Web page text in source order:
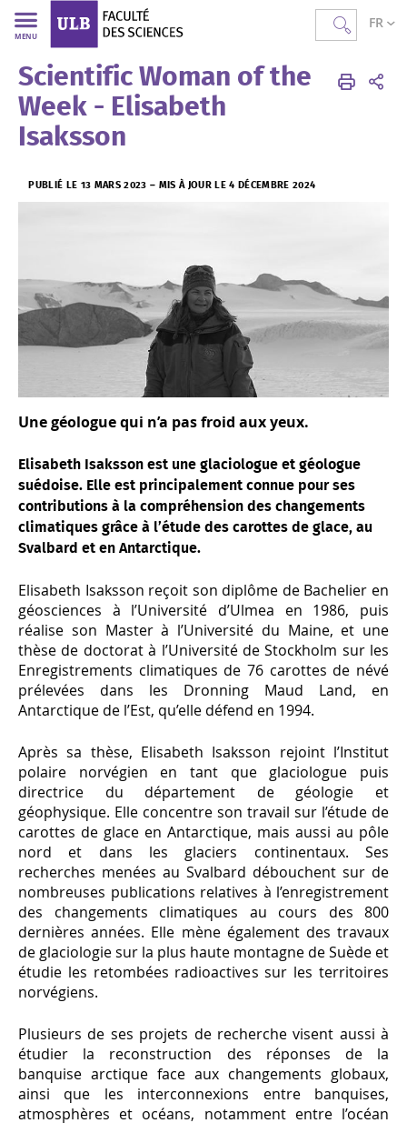
FR
MENU
Faculté des Sciences Accueil Woman of the week
Scientific Woman of the
Week - Elisabeth
Isaksson
PUBLIÉ LE 13 MARS 2023 – MIS À JOUR LE 4 DÉCEMBRE 2024
Une géologue qui n’a pas froid aux yeux.
Elisabeth Isaksson est une glaciologue et géologue
suédoise. Elle est principalement connue pour ses
contributions à la compréhension des changements
climatiques grâce à l’étude des carottes de glace, au
Svalbard et en Antarctique.
Elisabeth Isaksson reçoit son diplôme de Bachelier en
géosciences à l’Université d’Ulmea en 1986, puis
réalise son Master à l’Université du Maine, et une
thèse de doctorat à l’Université de Stockholm sur les
Enregistrements climatiques de 76 carottes de névé
prélevées dans les Dronning Maud Land, en
Antarctique de l’Est, qu’elle défend en 1994.
Après sa thèse, Elisabeth Isaksson rejoint l’Institut
polaire norvégien en tant que glaciologue puis
directrice du département de géologie et
géophysique. Elle concentre son travail sur l’étude de
carottes de glace en Antarctique, mais aussi au pôle
nord et dans les glaciers continentaux. Ses
recherches menées au Svalbard débouchent sur de
nombreuses publications relatives à l’enregistrement
des changements climatiques au cours des 800
dernières années. Elle mène également des travaux
de glaciologie sur la plus haute montagne de Suède et
étudie les retombées radioactives sur les territoires
norvégiens.
Plusieurs de ses projets de recherche visent aussi à
étudier la reconstruction des réponses de la
banquise arctique face aux changements globaux,
ainsi que les interconnexions entre banquises,
atmosphères et océans, notamment entre l’océan